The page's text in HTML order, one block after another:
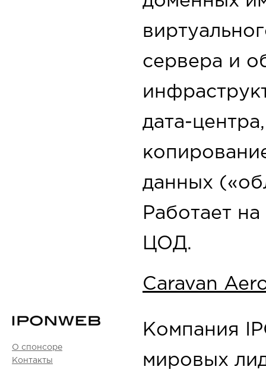
сервера и
дата-
данных
Работает
ЦОД.
Caravan
О спонсоре
Контакты
Компания
мировых